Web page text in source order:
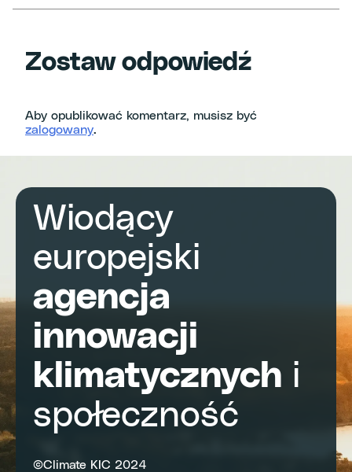
Zostaw odpowiedź
Aby opublikować komentarz, musisz być
zalogowany.
Wiodący
europejski
agencja
innowacji
klimatycznych i
społeczność
©Climate KIC 2024